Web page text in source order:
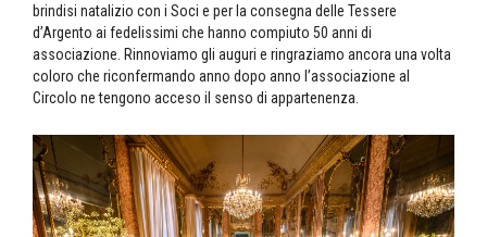
brindisi natalizio con i Soci e per la consegna delle Tessere
d’Argento ai fedelissimi che hanno compiuto 50 anni di
associazione. Rinnoviamo gli auguri e ringraziamo ancora una volta
coloro che riconfermando anno dopo anno l’associazione al
Circolo ne tengono acceso il senso di appartenenza.